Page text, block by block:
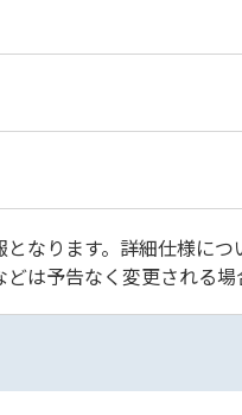
なります。詳細仕様に
は予告なく変更される場